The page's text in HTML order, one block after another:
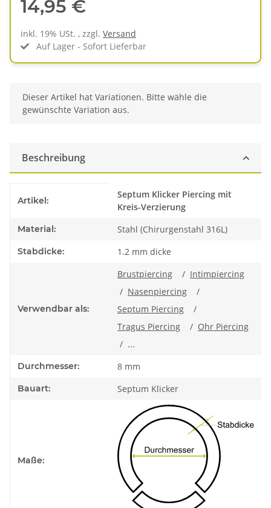
14,95 €
inkl. 19% USt. , zzgl. Versand
Auf Lager - Sofort Lieferbar
x
Dieser Artikel hat Variationen. Bitte wähle die
gewünschte Variation aus.
Beschreibung
Artikel:
Septum Klicker Piercing mit
Kreis-Verzierung
Material: Stahl (Chirurgenstahl 316L)
Stabdicke: 1.2 mm dicke
Verwendbar als:
Brustpiercing / Intimpiercing
/ Nasenpiercing
/
Septum Piercing
/
Tragus Piercing
/ Ohr Piercing
/ ...
Durchmesser: 8 mm
Bauart: Septum Klicker
Maße: